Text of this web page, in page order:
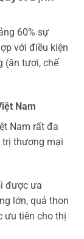
60% sự
với điều kiện
(ăn tươi, chế
Nam
Nam rất đa
thương mại
được ưa
lớn, quả thon
ưu tiên cho thị